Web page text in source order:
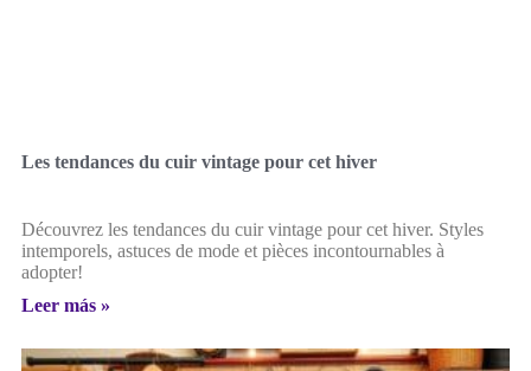
Les tendances du cuir vintage pour cet hiver
Découvrez les tendances du cuir vintage pour cet hiver. Styles
intemporels, astuces de mode et pièces incontournables à
adopter!
Leer más »